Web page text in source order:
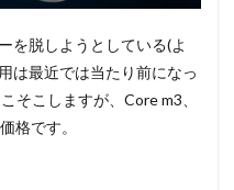
を脱しようとしている(よ
は最近では当たり前になっ
そこしますが、Core m3、
格です。